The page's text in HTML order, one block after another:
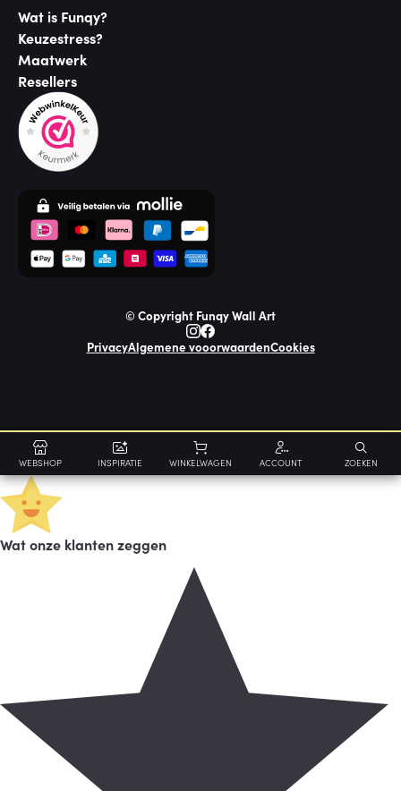
Wat is Funqy?
Keuzestress?
Maatwerk
Resellers
© Copyright Funqy Wall Art
PrivacyAlgemene vooorwaardenCookies
WEBSHOP INSPIRATIE WINKELWAGEN ACCOUNT ZOEKEN
Wat onze klanten zeggen